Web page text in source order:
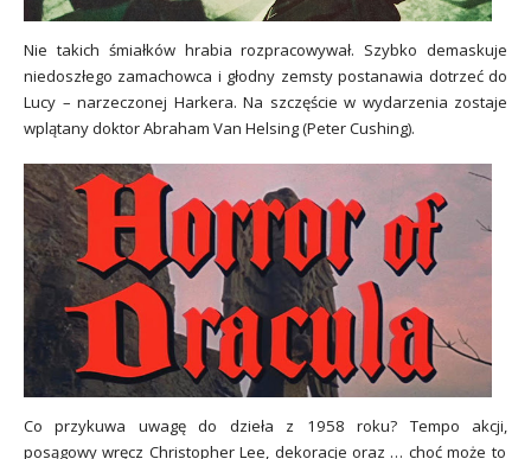
Nie takich śmiałków hrabia rozpracowywał. Szybko demaskuje
niedoszłego zamachowca i głodny zemsty postanawia dotrzeć do
Lucy – narzeczonej Harkera. Na szczęście w wydarzenia zostaje
wplątany doktor Abraham Van Helsing (Peter Cushing).
Co przykuwa uwagę do dzieła z 1958 roku? Tempo akcji,
posągowywręcz Christopher Lee, dekoracje oraz … choć może to